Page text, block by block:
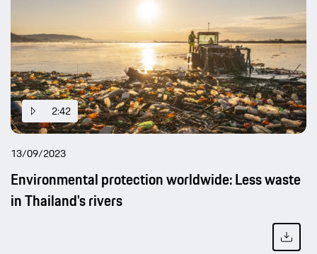
2:42
13/09/2023
Environmental protection worldwide: Less waste
in Thailand's rivers